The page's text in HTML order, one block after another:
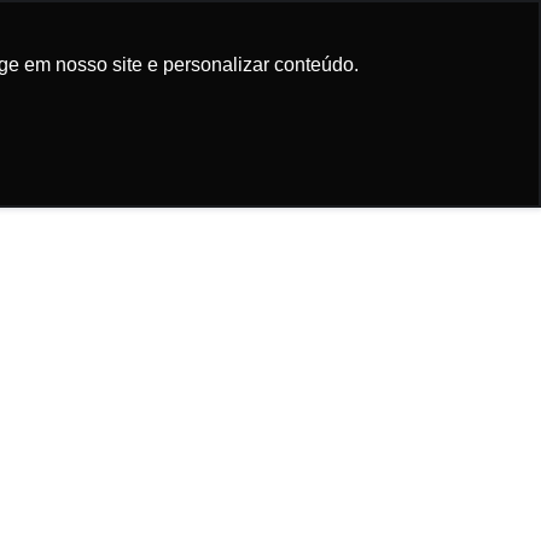
em nosso site e personalizar conteúdo.
em nosso site e personalizar conteúdo.